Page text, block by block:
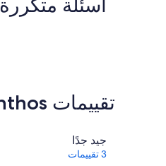
تقييمات ⁦Aigli Luxury Villa with Private Pool, 5 bedrooms in Zakynthos⁩
التقييمات
جيد جدًا
3 تقييمات